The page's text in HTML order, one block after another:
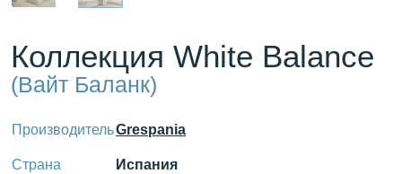
Коллекция White Balance
(Вайт Баланк)
ПроизводительGrespania
Страна Испания